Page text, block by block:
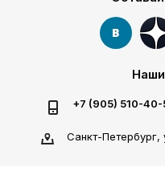
+7 (905) 510-40-
Санкт-Петербург,